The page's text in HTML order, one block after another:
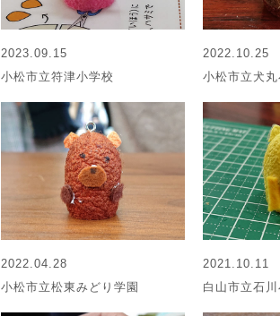
2023.09.15
小松市立符津小学校
2022.10.25
小松市立犬丸
2022.04.28
小松市立松東みどり学園
2021.10.11
白山市立石